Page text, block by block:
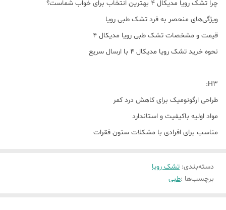
چرا تشک رویا مدیکال 4 بهترین انتخاب برای خواب شماست؟
ویژگی‌های منحصر به فرد تشک طبی رویا
قیمت و مشخصات تشک طبی رویا مدیکال 4
نحوه خرید تشک رویا مدیکال 4 با ارسال سریع
H3:
طراحی ارگونومیک برای کاهش درد کمر
مواد اولیه باکیفیت و استاندارد
مناسب برای افرادی با مشکلات ستون فقرات
دسته‌بندی: تشک رویا
برچسب‌ها :طبی